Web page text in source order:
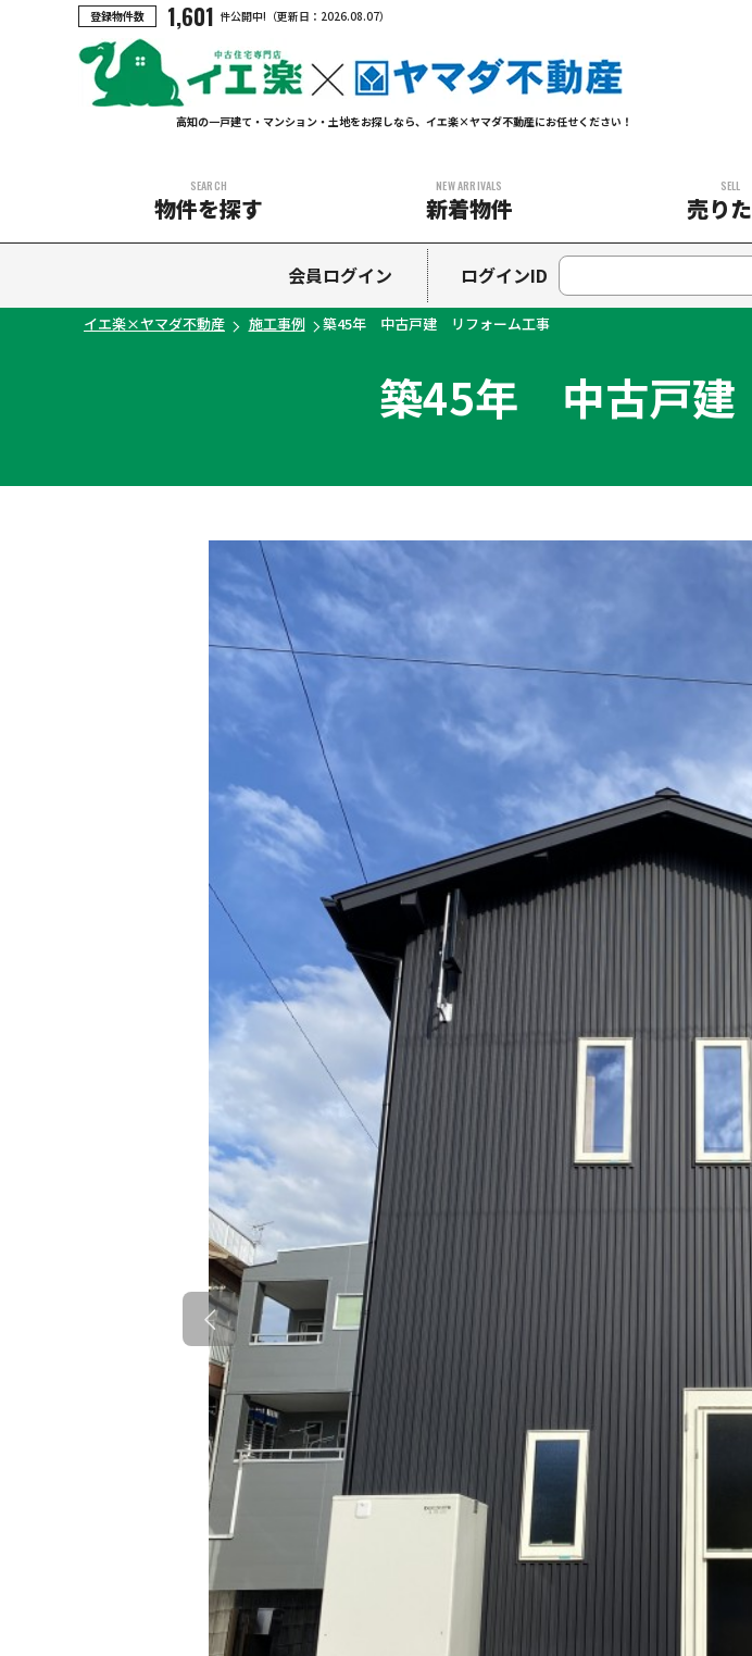
登録物件数 1,601 件公開中! （更新日： 2026.08.07）
高知の一戸建て・マンション・土地をお探しなら、イエ楽×ヤマダ不動産にお任せください！
SEARCH
物件を探す
中古一戸建て
中古マンション
土地
新築一戸建て
NEW ARRIVALS
新着物件
SELL
売り
会員ログイン ログインID
イエ楽×ヤマダ不動産 施工事例 築45年 中古戸建 リフォーム工事
築45年 中古戸